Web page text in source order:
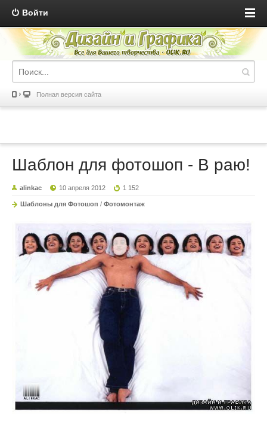
Войти
Полная версия сайта
Шаблон для фотошоп - В раю!
alinkac 10 апреля 2012 1 152
Шаблоны для Фотошоп / Фотомонтаж